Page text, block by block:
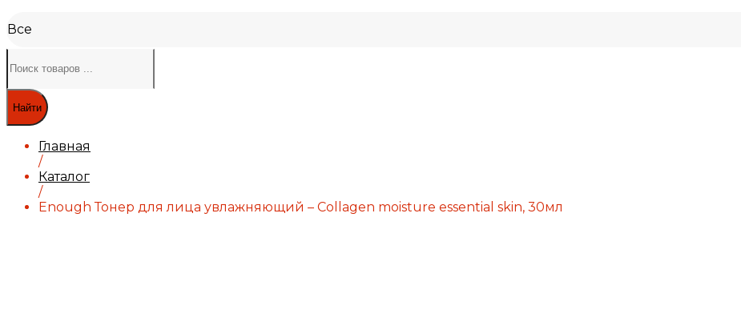
Все
Найти
Главная
/
Каталог
/
Enough Тонер для лица увлажняющий – Collagen moisture essential skin, 30мл